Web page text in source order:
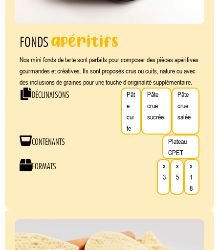
FONDSapéritifs
Nos mini fonds de tarte sont parfaits pour composer des pièces apéritives
gourmandes et créatives. Ils sont proposés crus ou cuits, nature ou avec
des inclusions de graines pour une touche d’originalité supplémentaire.
DÉCLINAISONS
Pât
e
cui
te
Pâte
crue
sucrée
Pâte
crue
salée
CONTENANTS
Plateau
CPET
FORMATS
x
3
x
5
x
1
8